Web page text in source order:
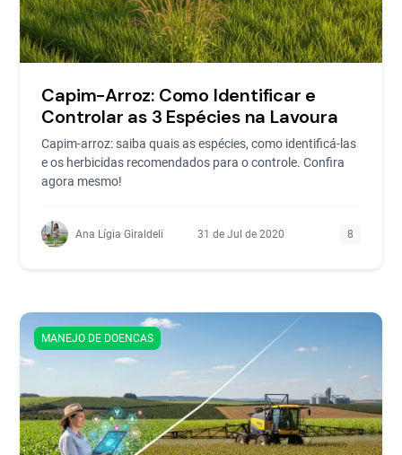
Capim-Arroz: Como Identificar e
Controlar as 3 Espécies na Lavoura
Capim-arroz: saiba quais as espécies, como identificá-las
e os herbicidas recomendados para o controle. Confira
agora mesmo!
Ana Lígia Giraldeli 31 de Jul de 2020 8
MANEJO DE DOENCAS